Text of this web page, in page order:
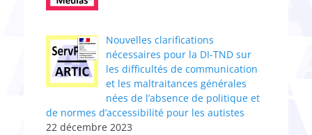
Nouvelles clarifications
nécessaires pour la DI-TND sur
les difficultés de communication
et les maltraitances générales
nées de l’absence de politique et
de normes d’accessibilité pour les autistes
22 décembre 2023